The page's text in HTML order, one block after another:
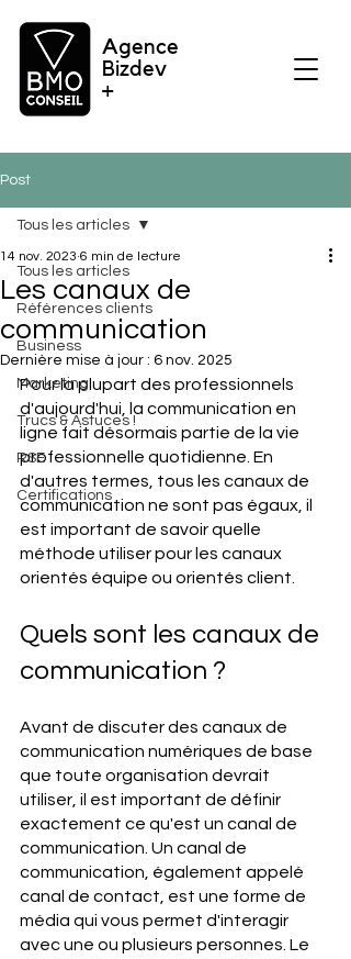
Agence
Bizdev
+
Post
Tous les articles
Références clients
Business
Marketing
Trucs & Astuces !
RSE
Certifications
Tous les articles
Les canaux de
communication
14 nov. 2023 6 min de lecture
Dernière mise à jour : 6 nov. 2025
Pour la plupart des professionnels
d'aujourd'hui, la communication en
ligne fait désormais partie de la vie
professionnelle quotidienne. En
d'autres termes, tous les canaux de
communication ne sont pas égaux, il
est important de savoir quelle
méthode utiliser pour les canaux
orientés équipe ou orientés client.
Quels sont les canaux de
communication ?
Avant de discuter des canaux de
communication numériques de base
que toute organisation devrait
utiliser, il est important de définir
exactement ce qu'est un canal de
communication. Un canal de
communication, également appelé
canal de contact, est une forme de
média qui vous permet d'interagir
avec une ou plusieurs personnes. Le